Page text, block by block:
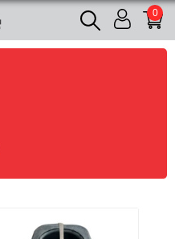
0